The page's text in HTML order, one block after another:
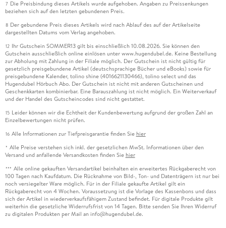
7 Die Preisbindung dieses Artikels wurde aufgehoben. Angaben zu Preissenkungen
beziehen sich auf den letzten gebundenen Preis.
8 Der gebundene Preis dieses Artikels wird nach Ablauf des auf der Artikelseite
dargestellten Datums vom Verlag angehoben.
12 Ihr Gutschein SOMMER13 gilt bis einschließlich 10.08.2026. Sie können den
Gutschein ausschließlich online einlösen unter www.hugendubel.de. Keine Bestellung
zur Abholung mit Zahlung in der Filiale möglich. Der Gutschein ist nicht gültig für
gesetzlich preisgebundene Artikel (deutschsprachige Bücher und eBooks) sowie für
preisgebundene Kalender, tolino shine (4016621130466), tolino select und das
Hugendubel Hörbuch Abo. Der Gutschein ist nicht mit anderen Gutscheinen und
Geschenkkarten kombinierbar. Eine Barauszahlung ist nicht möglich. Ein Weiterverkauf
und der Handel des Gutscheincodes sind nicht gestattet.
15 Leider können wir die Echtheit der Kundenbewertung aufgrund der großen Zahl an
Einzelbewertungen nicht prüfen.
16 Alle Informationen zur Tiefpreisgarantie finden Sie hier
* Alle Preise verstehen sich inkl. der gesetzlichen MwSt. Informationen über den
Versand und anfallende Versandkosten finden Sie hier
*** Alle online gekauften Versandartikel beinhalten ein erweitertes Rückgaberecht von
100 Tagen nach Kaufdatum. Die Rücknahme von Bild-, Ton- und Datenträgern ist nur bei
noch versiegelter Ware möglich. Für in der Filiale gekaufte Artikel gilt ein
Rückgaberecht von 4 Wochen. Voraussetzung ist die Vorlage des Kassenbons und dass
sich der Artikel in wiederverkaufsfähigem Zustand befindet. Für digitale Produkte gilt
weiterhin die gesetzliche Widerrufsfrist von 14 Tagen. Bitte senden Sie Ihren Widerruf
zu digitalen Produkten per Mail an info@hugendubel.de.